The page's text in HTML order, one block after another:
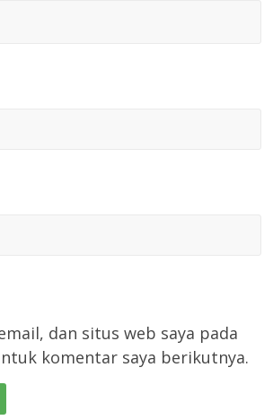
dan situs web saya pada
komentar saya berikutnya.